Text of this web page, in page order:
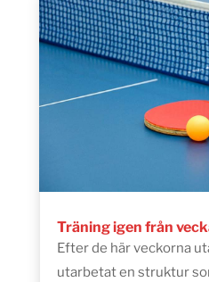
Träning igen från
Efter de här veckorna
utarbetat en struktur